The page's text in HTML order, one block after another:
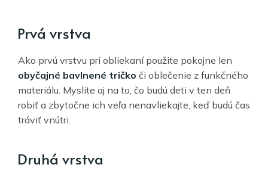
Prvá vrstva
Ako prvú vrstvu pri obliekaní použite pokojne len
obyčajné bavlnené tričko či oblečenie z funkčného
materiálu. Myslite aj na to, čo budú deti v ten deň
robiť a zbytočne ich veľa nenavliekajte, keď budú čas
tráviť vnútri.
Druhá vrstva